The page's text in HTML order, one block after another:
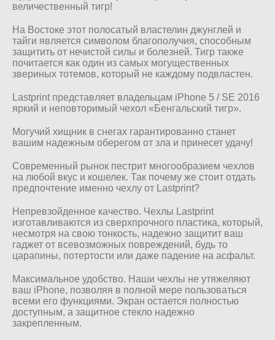
величественный тигр!
На Востоке этот полосатый властелин джунглей и
тайги является символом благополучия, способным
защитить от нечистой силы и болезней. Тигр также
почитается как один из самых могущественных
звериных тотемов, который не каждому подвластен.
Lastprint представляет владельцам iPhone 5 / SE 2016
яркий и неповторимый чехол «Бенгальский тигр».
Могучий хищник в снегах гарантированно станет
вашим надежным оберегом от зла и принесет удачу!
Современный рынок пестрит многообразием чехлов
на любой вкус и кошелек. Так почему же стоит отдать
предпочтение именно чехлу от Lastprint?
Непревзойденное качество. Чехлы Lastprint
изготавливаются из сверхпрочного пластика, который,
несмотря на свою тонкость, надежно защитит ваш
гаджет от всевозможных повреждений, будь то
царапины, потертости или даже падение на асфальт.
Максимальное удобство. Наши чехлы не утяжеляют
ваш iPhone, позволяя в полной мере пользоваться
всеми его функциями. Экран остается полностью
доступным, а защитное стекло надежно
закрепленным.